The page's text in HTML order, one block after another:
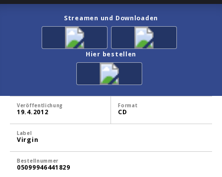
Streamen und Downloaden
Hier bestellen
Veröffentlichung
19.4.2012
Format
CD
Label
Virgin
Bestellnummer
05099946441829